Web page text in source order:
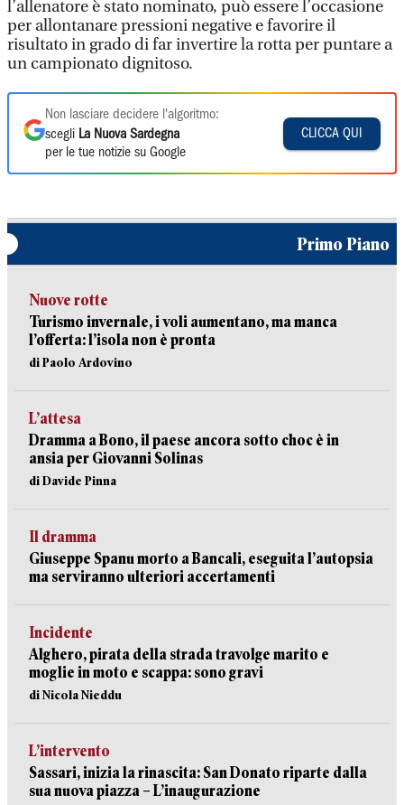
l’allenatore è stato nominato, può essere l’occasione
per allontanare pressioni negative e favorire il
risultato in grado di far invertire la rotta per puntare a
un campionato dignitoso.
Non lasciare decidere l'algoritmo:
scegli La Nuova Sardegna
per le tue notizie su Google
CLICCA QUI
Primo Piano
Nuove rotte
Turismo invernale, i voli aumentano, ma manca
l’offerta: l’isola non è pronta
di Paolo Ardovino
L’attesa
Dramma a Bono, il paese ancora sotto choc è in
ansia per Giovanni Solinas
di Davide Pinna
Il dramma
Giuseppe Spanu morto a Bancali, eseguita l’autopsia
ma serviranno ulteriori accertamenti
Incidente
Alghero, pirata della strada travolge marito e
moglie in moto e scappa: sono gravi
di Nicola Nieddu
L’intervento
Sassari, inizia la rinascita: San Donato riparte dalla
sua nuova piazza – L’inaugurazione